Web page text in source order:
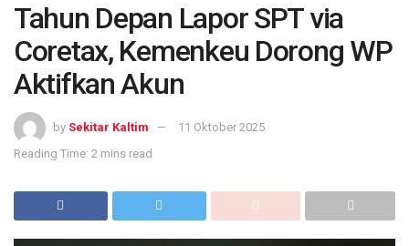
Tahun Depan Lapor SPT via
Coretax, Kemenkeu Dorong WP
Aktifkan Akun
by Sekitar Kaltim
11 Oktober 2025
Reading Time: 2 mins read